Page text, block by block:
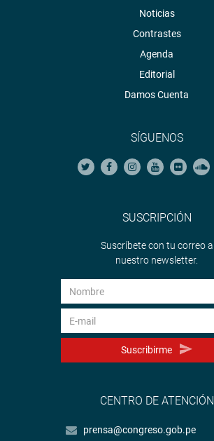
Noticias
Contrastes
Agenda
Editorial
Damos Cuenta
SÍGUENOS
SUSCRIPCIÓN
Suscríbete con tu correo a
nuestro newsletter.
Suscribirme
CENTRO DE ATENCIÓN
prensa@congreso.gob.pe